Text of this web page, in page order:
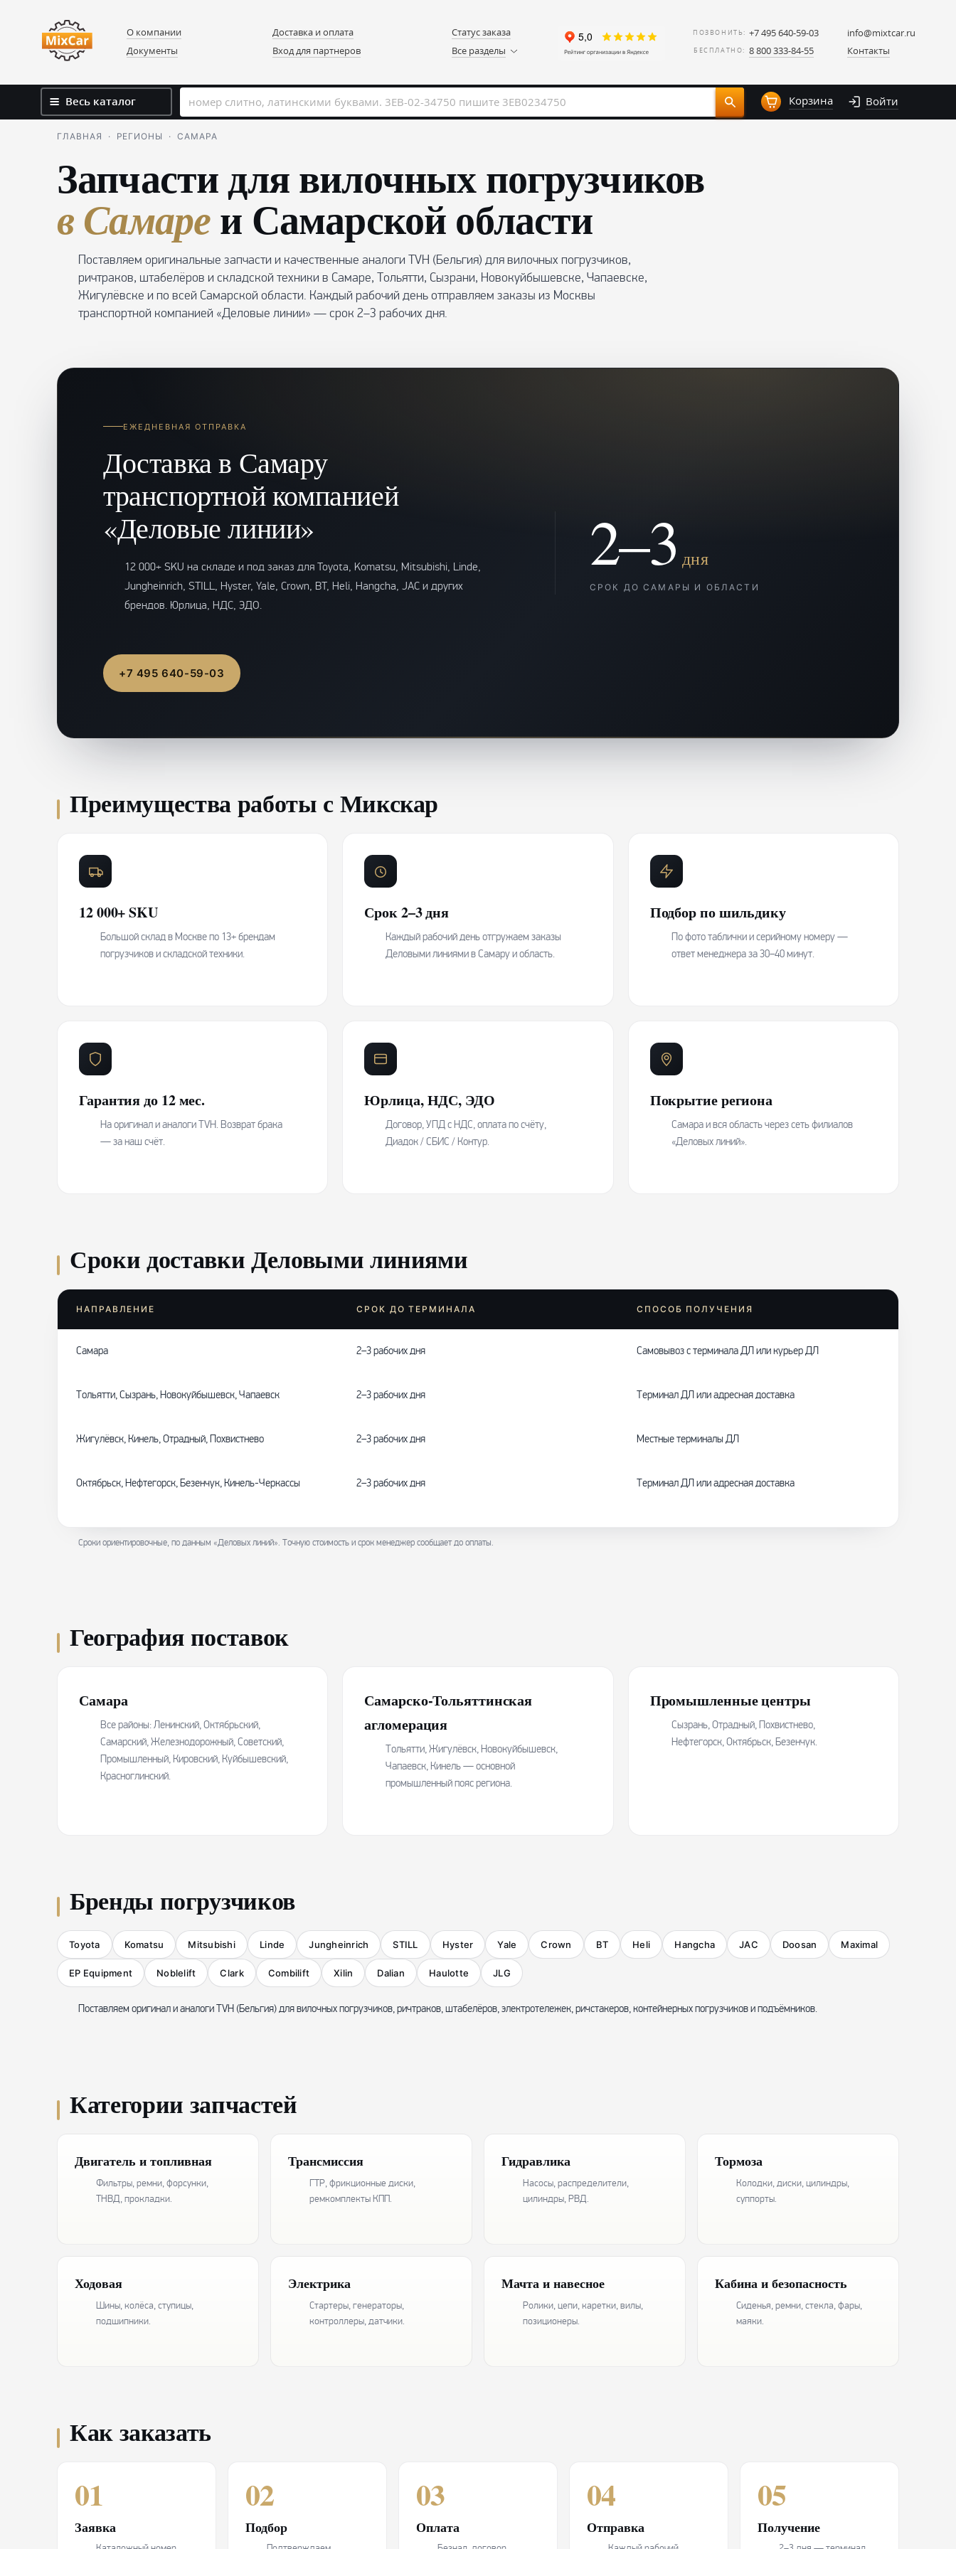
О компании
Документы
Доставка и оплата
Вход для партнеров
Статус заказа
Все разделы
ПОЗВОНИТЬ: +7 495 640-59-03
БЕСПЛАТНО: 8 800 333-84-55
info@mixtcar.ru
Контакты
Весь каталог Корзина Войти
ГЛАВНАЯ · РЕГИОНЫ · САМАРА
Запчасти для вилочных погрузчиков
в Самареи Самарской области
Поставляем оригинальные запчасти и качественные аналоги TVH (Бельгия) для вилочных погрузчиков,
ричтраков, штабелёров и складской техники в Самаре, Тольятти, Сызрани, Новокуйбышевске, Чапаевске,
Жигулёвске и по всей Самарской области. Каждый рабочий день отправляем заказы из Москвы
транспортной компанией «Деловые линии» — срок 2–3 рабочих дня.
ЕЖЕДНЕВНАЯ ОТПРАВКА
Доставка в Самару
транспортной компанией
«Деловые линии»
12 000+ SKU на складе и под заказ для Toyota, Komatsu, Mitsubishi, Linde,
Jungheinrich, STILL, Hyster, Yale, Crown, BT, Heli, Hangcha, JAC и других
брендов. Юрлица, НДС, ЭДО.
+7 495 640-59-03
2–3 дня
СРОК ДО САМАРЫ И ОБЛАСТИ
Преимущества работы с Микскар
12 000+ SKU
Большой склад в Москве по 13+ брендам
погрузчиков и складской техники.
Срок 2–3 дня
Каждый рабочий день отгружаем заказы
Деловыми линиями в Самару и область.
Подбор по шильдику
По фото таблички и серийному номеру —
ответ менеджера за 30–40 минут.
Гарантия до 12 мес.
На оригинал и аналоги TVH. Возврат брака
— за наш счёт.
Юрлица, НДС, ЭДО
Договор, УПД с НДС, оплата по счёту,
Диадок / СБИС / Контур.
Покрытие региона
Самара и вся область через сеть филиалов
«Деловых линий».
Сроки доставки Деловыми линиями
НАПРАВЛЕНИЕ СРОК ДО ТЕРМИНАЛА СПОСОБ ПОЛУЧЕНИЯ
Самара 2–3 рабочих дня Самовывоз с терминала ДЛ или курьер ДЛ
Тольятти, Сызрань, Новокуйбышевск, Чапаевск 2–3 рабочих дня Терминал ДЛ или адресная доставка
Жигулёвск, Кинель, Отрадный, Похвистнево 2–3 рабочих дня Местные терминалы ДЛ
Октябрьск, Нефтегорск, Безенчук, Кинель-Черкассы 2–3 рабочих дня Терминал ДЛ или адресная доставка
Сроки ориентировочные, по данным «Деловых линий». Точную стоимость и срок менеджер сообщает до оплаты.
География поставок
Самара
Все районы: Ленинский, Октябрьский,
Самарский, Железнодорожный, Советский,
Промышленный, Кировский, Куйбышевский,
Красноглинский.
Самарско-Тольяттинская
агломерация
Тольятти, Жигулёвск, Новокуйбышевск,
Чапаевск, Кинель — основной
промышленный пояс региона.
Промышленные центры
Сызрань, Отрадный, Похвистнево,
Нефтегорск, Октябрьск, Безенчук.
Бренды погрузчиков
Toyota Komatsu Mitsubishi Linde Jungheinrich STILL Hyster Yale Crown BT Heli Hangcha JAC Doosan Maximal
EP Equipment Noblelift Clark Combilift Xilin Dalian Haulotte JLG
Поставляем оригинал и аналоги TVH (Бельгия) для вилочных погрузчиков, ричтраков, штабелёров, электротележек, ричстакеров, контейнерных погрузчиков и подъёмников.
Категории запчастей
Двигатель и топливная
Фильтры, ремни, форсунки,
ТНВД, прокладки.
Трансмиссия
ГТР, фрикционные диски,
ремкомплекты КПП.
Гидравлика
Насосы, распределители,
цилиндры, РВД.
Тормоза
Колодки, диски, цилиндры,
суппорты.
Ходовая
Шины, колёса, ступицы,
подшипники.
Электрика
Стартеры, генераторы,
контроллеры, датчики.
Мачта и навесное
Ролики, цепи, каретки, вилы,
позиционеры.
Кабина и безопасность
Сиденья, ремни, стекла, фары,
маяки.
Как заказать
01
Заявка
02
Подбор
03
Оплата
04
Отправка
05
Получение